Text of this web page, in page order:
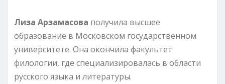
Лиза Арзамасова получила высшее
образование в Московском государственном
университете. Она окончила факультет
филологии, где специализировалась в области
русского языка и литературы.